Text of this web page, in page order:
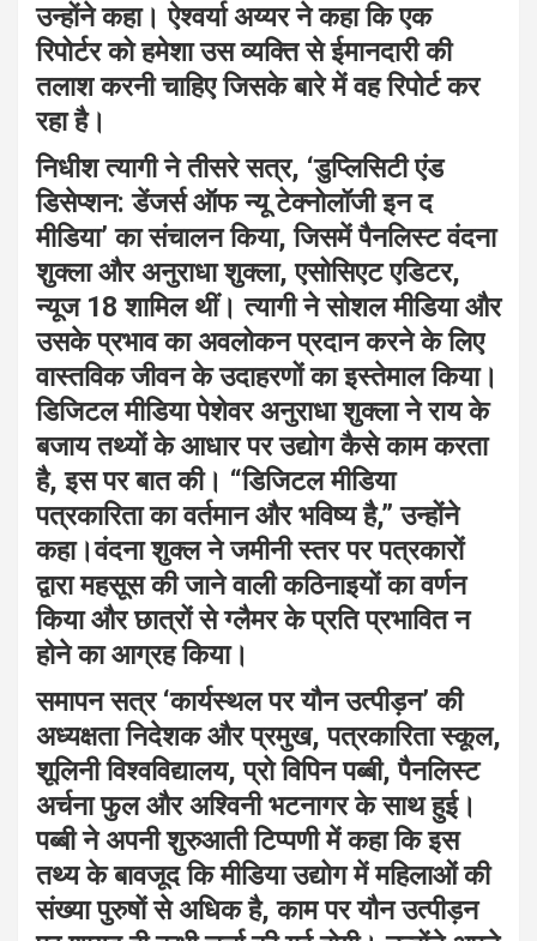
उन्होंने कहा। ऐश्वर्या अय्यर ने कहा कि एक
रिपोर्टर को हमेशा उस व्यक्ति से ईमानदारी की
तलाश करनी चाहिए जिसके बारे में वह रिपोर्ट कर
रहा है।
निधीश त्यागी ने तीसरे सत्र, ‘डुप्लिसिटी एंड
डिसेप्शन: डेंजर्स ऑफ न्यू टेक्नोलॉजी इन द
मीडिया’ का संचालन किया, जिसमें पैनलिस्ट वंदना
शुक्ला और अनुराधा शुक्ला, एसोसिएट एडिटर,
न्यूज 18 शामिल थीं। त्यागी ने सोशल मीडिया और
उसके प्रभाव का अवलोकन प्रदान करने के लिए
वास्तविक जीवन के उदाहरणों का इस्तेमाल किया।
डिजिटल मीडिया पेशेवर अनुराधा शुक्ला ने राय के
बजाय तथ्यों के आधार पर उद्योग कैसे काम करता
है, इस पर बात की। “डिजिटल मीडिया
पत्रकारिता का वर्तमान और भविष्य है,” उन्होंने
कहा।वंदना शुक्ल ने जमीनी स्तर पर पत्रकारों
द्वारा महसूस की जाने वाली कठिनाइयों का वर्णन
किया और छात्रों से ग्लैमर के प्रति प्रभावित न
होने का आग्रह किया।
समापन सत्र ‘कार्यस्थल पर यौन उत्पीड़न’ की
अध्यक्षता निदेशक और प्रमुख, पत्रकारिता स्कूल,
शूलिनी विश्वविद्यालय, प्रो विपिन पब्बी, पैनलिस्ट
अर्चना फुल और अश्विनी भटनागर के साथ हुई।
पब्बी ने अपनी शुरुआती टिप्पणी में कहा कि इस
तथ्य के बावजूद कि मीडिया उद्योग में महिलाओं की
संख्या पुरुषों से अधिक है, काम पर यौन उत्पीड़न